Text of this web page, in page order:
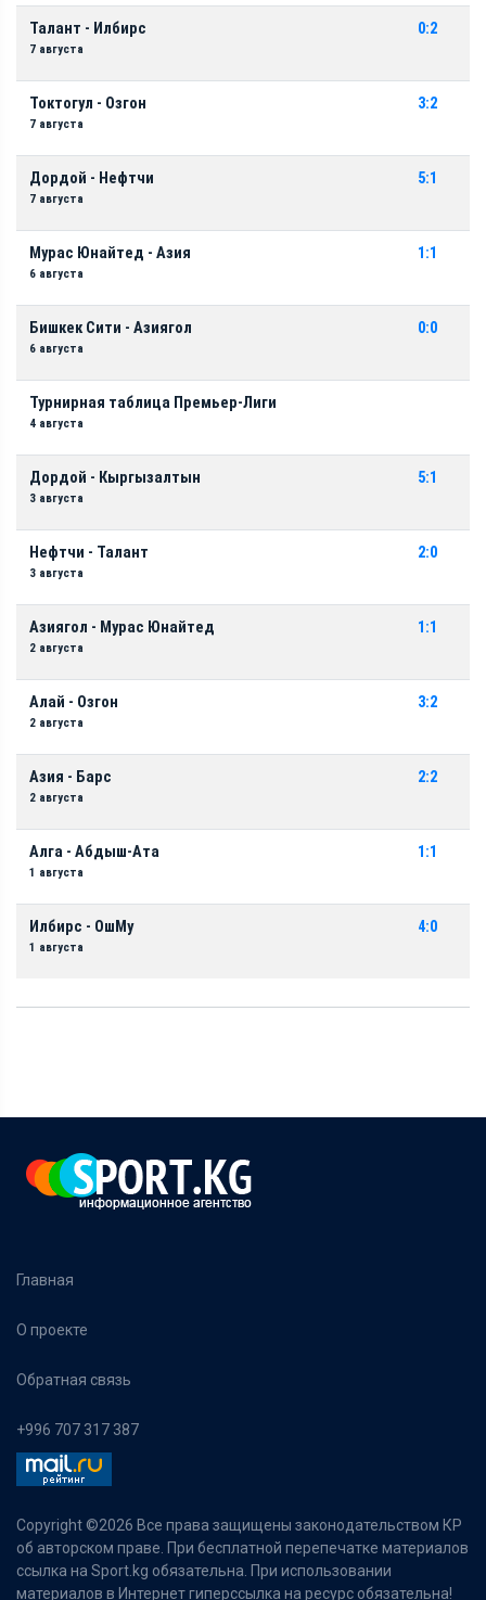
Талант - Илбирс
7 августа
0:2
Токтогул - Озгон
7 августа
3:2
Дордой - Нефтчи
7 августа
5:1
Мурас Юнайтед - Азия
6 августа
1:1
Бишкек Сити - Азиягол
6 августа
0:0
Турнирная таблица Премьер-Лиги
4 августа
Дордой - Кыргызалтын
3 августа
5:1
Нефтчи - Талант
3 августа
2:0
Азиягол - Мурас Юнайтед
2 августа
1:1
Алай - Озгон
2 августа
3:2
Азия - Барс
2 августа
2:2
Алга - Абдыш-Ата
1 августа
1:1
Илбирс - ОшМу
1 августа
4:0
Главная
О проекте
Обратная связь
+996 707 317 387
Copyright ©2026 Все права защищены законодательством КР
об авторском праве. При бесплатной перепечатке материалов
ссылка на Sport.kg обязательна. При использовании
материалов в Интернет гиперссылка на ресурс обязательна!